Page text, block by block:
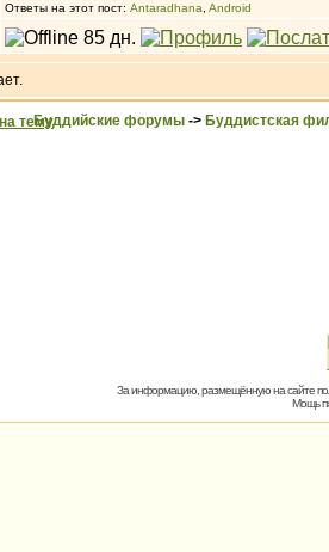
Ответы на этот пост: Antaradhana Android
Буддийские форумы -> Буддистская
За информацию, размещённую на сайте
Мощь